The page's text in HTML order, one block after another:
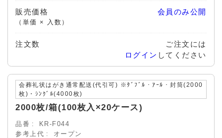
販売価格
（単価 × 入数）
会員のみ公開
注文数
ご注文には
ログイン してください
会葬礼状はがき通常配送(代引可) ※ﾀﾞﾌﾞﾙ・ｱｰﾙ・封筒(2000
枚)・ｼﾝｸﾞﾙ(4000枚)
2000枚/箱(100枚入×20ケース)
品番
KR-F044
参考上代
オープン